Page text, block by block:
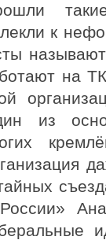
такие
к
на
из